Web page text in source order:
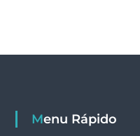
Menu Rápido